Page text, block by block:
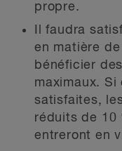
propre.
Il faudra
en matière
bénéficier
maximaux.
satisfaites,
réduits de 10
entreront en